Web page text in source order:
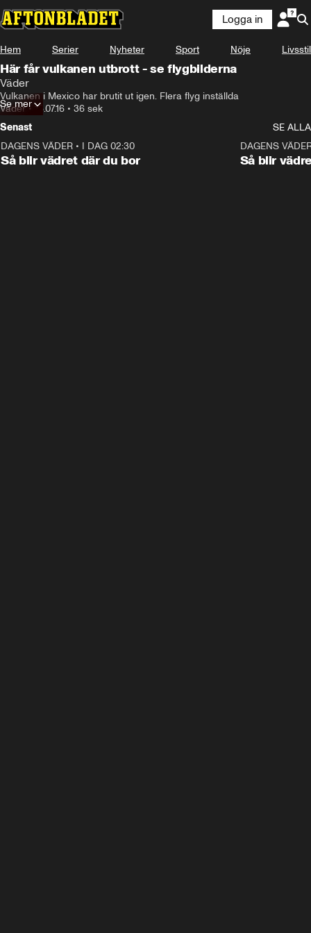
Logga in
Hem Serier Nyheter Sport Nöje Livsstil
Här får vulkanen utbrott - se flygbilderna
Väder
Vulkanen i Mexico har brutit ut igen. Flera flyg inställda
Väder• 18.07.16 • 36 sek
Se mer
Senast
SE ALLA
DAGENS VÄDER • I DAG 02:30
Så blir vädret där du bor
DAGENS
Så blir